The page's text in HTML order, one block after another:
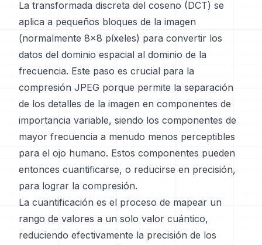
La transformada discreta del coseno (DCT) se
aplica a pequeños bloques de la imagen
(normalmente 8x8 píxeles) para convertir los
datos del dominio espacial al dominio de la
frecuencia. Este paso es crucial para la
compresión JPEG porque permite la separación
de los detalles de la imagen en componentes de
importancia variable, siendo los componentes de
mayor frecuencia a menudo menos perceptibles
para el ojo humano. Estos componentes pueden
entonces cuantificarse, o reducirse en precisión,
para lograr la compresión.
La cuantificación es el proceso de mapear un
rango de valores a un solo valor cuántico,
reduciendo efectivamente la precisión de los